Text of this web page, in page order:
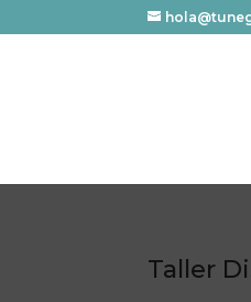
Taller